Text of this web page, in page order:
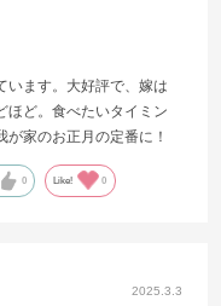
います。大好評で、嫁は
ほど。食べたいタイミン
家のお正月の定番に！
0 Like! 0
2025.3.3